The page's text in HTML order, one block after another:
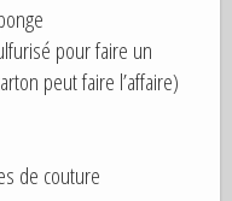
pour faire un
peut faire l’affaire)
de couture